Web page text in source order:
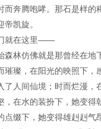
而奔腾咆哮。那石是样
凯旋。
就在这里——
森林仿佛就是那曾经在
璀璨，在阳光的映照下
了人间仙境；时而烂漫，
，在水的装扮下，她变
点缀下，她变得雄赳赳